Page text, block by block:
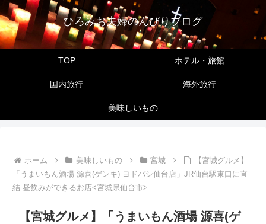
ひろみお夫婦のんびりブログ
TOP ホテル・旅館
国内旅行 海外旅行
美味しいもの
ホーム 美味しいもの 宮城
【宮城グルメ】
「うまいもん酒場 源喜(ゲンキ) ヨドバシ仙台店」JR仙台駅東口に直
結 昼飲みができるお店<宮城県仙台市>
【宮城グルメ】「うまいもん酒場 源喜(ゲ